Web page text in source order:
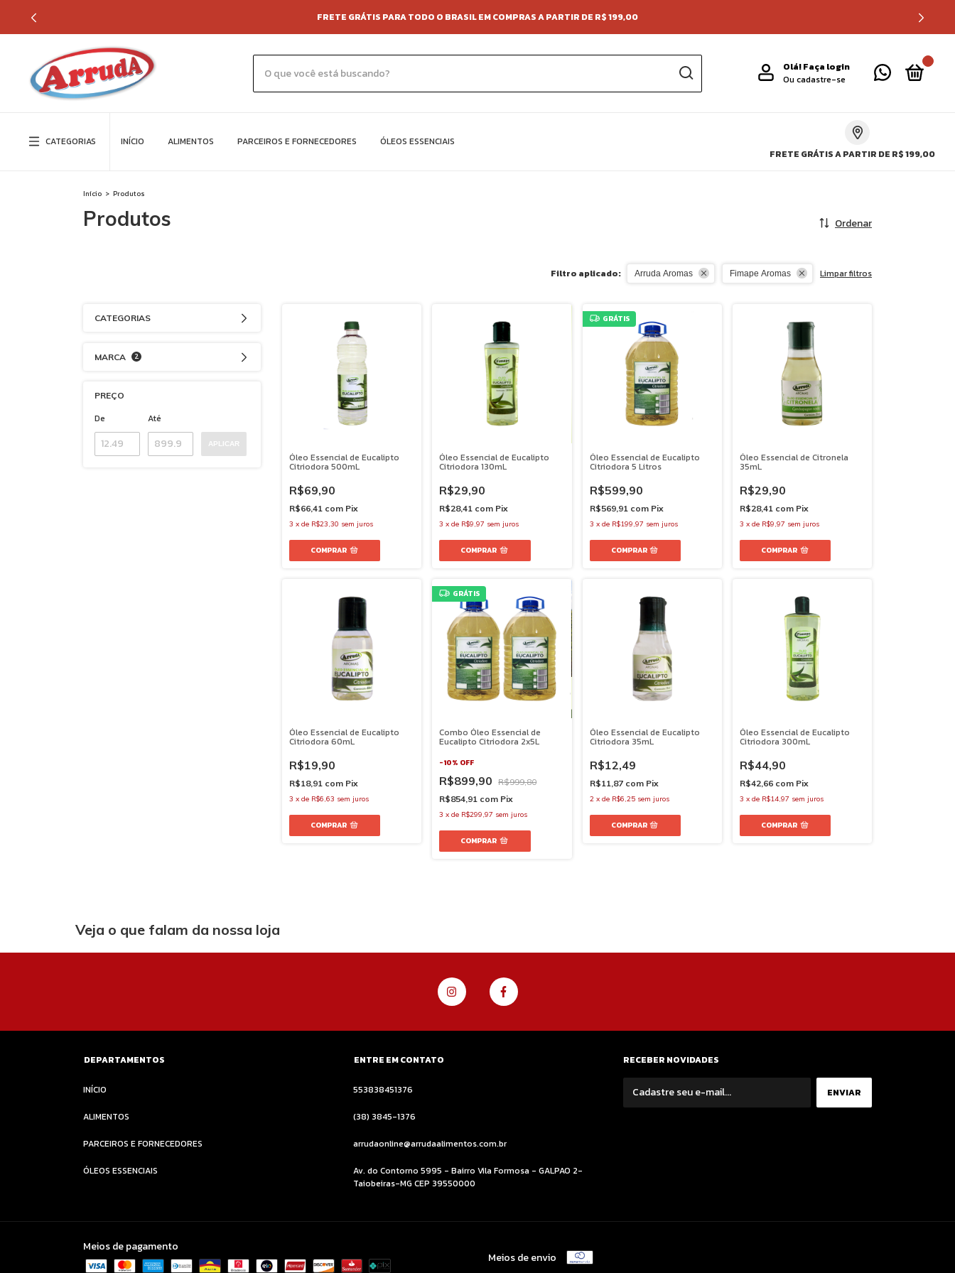
FRETE GRÁTIS PARA TODO O BRASIL EM COMPRAS A PARTIR DE R$ 199,00
Olá!Faça login
Ou cadastre-se
CATEGORIAS INÍCIO ALIMENTOS PARCEIROS E FORNECEDORES
ÓLEOS ESSENCIAIS
FRETE GRÁTIS A PARTIR DE R$ 199,00
Início > Produtos
Produtos Ordenar
Filtro aplicado: Arruda Aromas Fimape Aromas Limpar filtros
CATEGORIAS
MARCA 2
PREÇO
De Até
APLICAR
Óleo Essencial de Eucalipto
Citriodora 500mL
R$69,90
R$66,41 com Pix
3 x de R$23,30 sem juros
Óleo Essencial de Eucalipto
Citriodora 130mL
R$29,90
R$28,41 com Pix
3 xde R$9,97 sem juros
GRÁTIS
Óleo Essencial de Eucalipto
Citriodora 5 Litros
R$599,90
R$569,91 com Pix
3 x de R$199,97 sem juros
Óleo Essencial de Citronela
35mL
R$29,90
R$28,41 com Pix
3 x de R$9,97 sem juros
Óleo Essencial de Eucalipto
Citriodora 60mL
R$19,90
R$18,91 com Pix
3 x de R$6,63 sem juros
GRÁTIS
Combo Óleo Essencial de
Eucalipto Citriodora 2x5L
-10% OFF
R$899,90
R$999,80
R$854,91 com Pix
3 xde R$299,97 sem juros
Óleo Essencial de Eucalipto
Citriodora 35mL
R$12,49
R$11,87 com Pix
2 x de R$6,25 sem juros
Óleo Essencial de Eucalipto
Citriodora 300mL
R$44,90
R$42,66 com Pix
3 x de R$14,97 sem juros
Veja o que falam da nossa loja
DEPARTAMENTOS
INÍCIO
ALIMENTOS
PARCEIROS E FORNECEDORES
ÓLEOS ESSENCIAIS
ENTRE EM CONTATO
553838451376
(38) 3845-1376
arrudaonline@arrudaalimentos.com.br
Av. do Contorno 5995 - Bairro Vila Formosa - GALPAO 2-
Taiobeiras-MG CEP 39550000
RECEBER NOVIDADES
Meios de pagamento
Meios de envio